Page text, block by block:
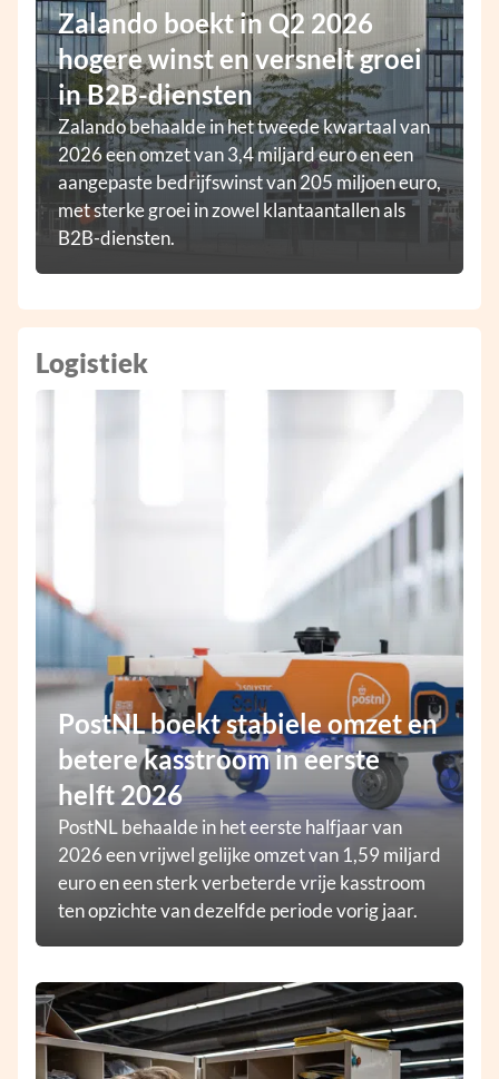
Zalando boekt in Q2 2026
hogere winst en versnelt groei
in B2B-diensten
Zalando behaalde in het tweede kwartaal van
2026 een omzet van 3,4 miljard euro en een
aangepaste bedrijfswinst van 205 miljoen euro,
met sterke groei in zowel klantaantallen als
B2B-diensten.
Logistiek
PostNL boekt stabiele omzet en
betere kasstroom in eerste
helft 2026
PostNL behaalde in het eerste halfjaar van
2026 een vrijwel gelijke omzet van 1,59 miljard
euro en een sterk verbeterde vrije kasstroom
ten opzichte van dezelfde periode vorig jaar.